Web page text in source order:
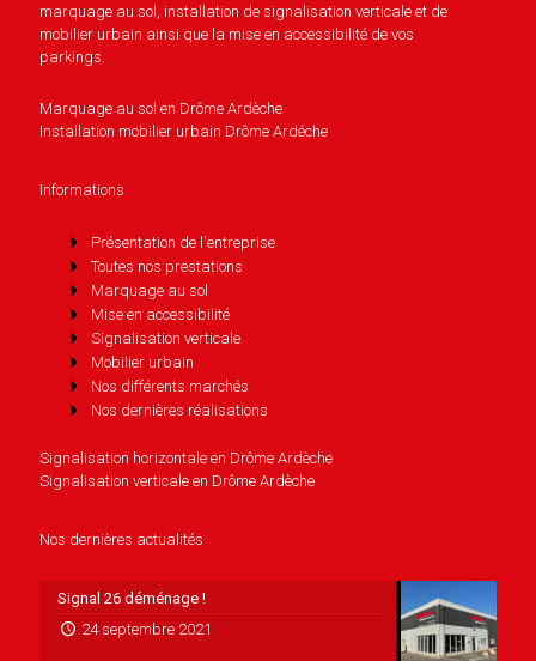
marquage au sol, installation de signalisation verticale et de
mobilier urbain ainsi que la mise en accessibilité de vos
parkings.
Marquage au sol en Drôme Ardèche
Installation mobilier urbain Drôme Ardéche
Informations
Présentation de l'entreprise
Toutes nos prestations
Marquage au sol
Mise en accessibilité
Signalisation verticale
Mobilier urbain
Nos différents marchés
Nos dernières réalisations
Signalisation horizontale en Drôme Ardèche
Signalisation verticale en Drôme Ardèche
Nos dernières actualités
Signal 26 déménage !
24 septembre 2021